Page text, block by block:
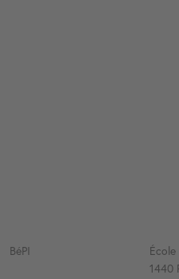
BéPI
1440